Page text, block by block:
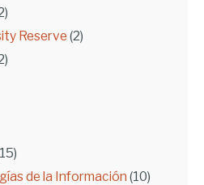
Reserve (2)
de la Información (10)